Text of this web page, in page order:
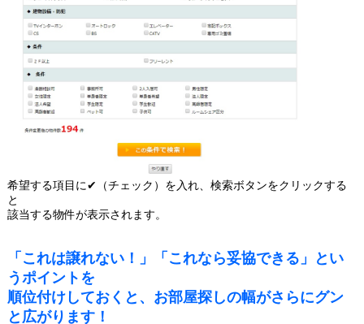
希望する項目に✔（チェック）を入れ、検索ボタンをクリックする
と
該当する物件が表示されます。
「これは譲れない！」「これなら妥協できる」とい
うポイントを
順位付けしておくと、お部屋探しの幅がさらにグン
と広がります！